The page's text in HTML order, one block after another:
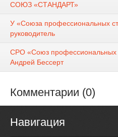
СОЮЗ «СТАНДАРТ»
У «Союза профессиональных
руководитель
СРО «Союз профессиональных
Андрей Бессерт
Комментарии (0)
Навигация